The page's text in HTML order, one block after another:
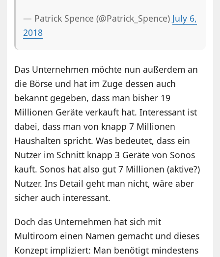
— Patrick Spence (@Patrick_Spence) July 6,
2018
Das Unternehmen möchte nun außerdem an
die Börse und hat im Zuge dessen auch
bekannt gegeben, dass man bisher 19
Millionen Geräte verkauft hat. Interessant ist
dabei, dass man von knapp 7 Millionen
Haushalten spricht. Was bedeutet, dass ein
Nutzer im Schnitt knapp 3 Geräte von Sonos
kauft. Sonos hat also gut 7 Millionen (aktive?)
Nutzer. Ins Detail geht man nicht, wäre aber
sicher auch interessant.
Doch das Unternehmen hat sich mit
Multiroom einen Namen gemacht und dieses
Konzept impliziert: Man benötigt mindestens